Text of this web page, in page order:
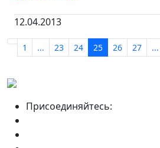
12.04.2013
1 ... 23 24 25 26 27 ...
Присоединяйтесь: